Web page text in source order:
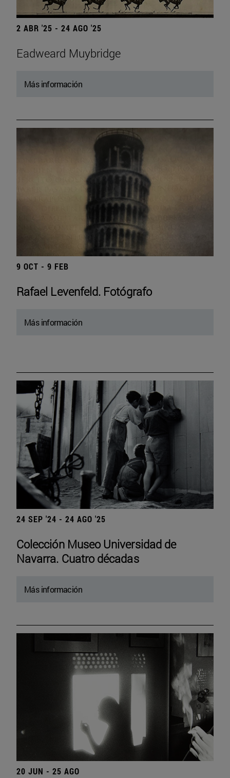
2 ABR '25 - 24 AGO '25
Eadweard Muybridge
Más información
9 OCT - 9 FEB
Rafael Levenfeld. Fotógrafo
Más información
24 SEP '24 - 24 AGO '25
Colección Museo Universidad de
Navarra. Cuatro décadas
Más información
20 JUN - 25 AGO